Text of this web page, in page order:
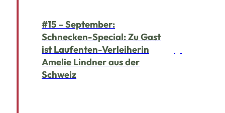
#15 – September:
Schnecken-Special: Zu Gast
ist Laufenten-Verleiherin
Amelie Lindner aus der
Schweiz